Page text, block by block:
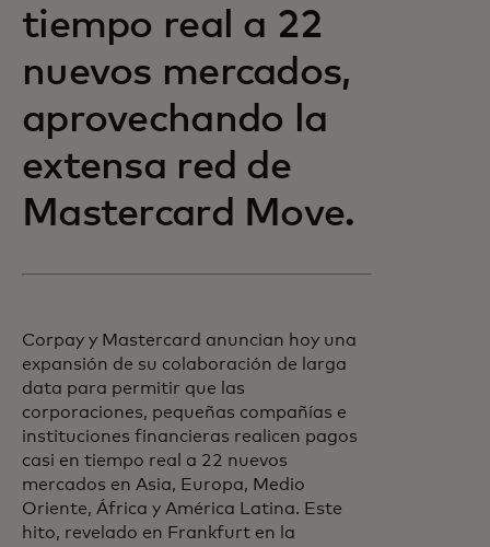
tiempo real a 22
nuevos mercados,
aprovechando la
extensa red de
Mastercard Move.
Corpay y Mastercard anuncian hoy una
expansión de su colaboración de larga
data para permitir que las
corporaciones, pequeñas compañías e
instituciones financieras realicen pagos
casi en tiempo real a 22 nuevos
mercados en Asia, Europa, Medio
Oriente, África y América Latina. Este
hito, revelado en Frankfurt en la